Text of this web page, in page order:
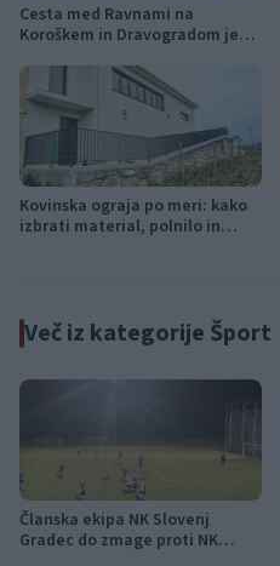
Cesta med Ravnami na
Koroškem in Dravogradom je
Kovinska ograja po meri: kako
izbrati material, polnilo in
Več iz kategorije Šport
Članska ekipa NK Slovenj
Gradec do zmage proti NK